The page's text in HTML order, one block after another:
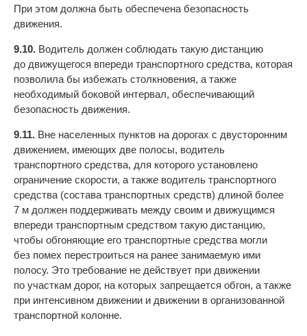
При этом должна быть обеспечена безопасность
движения.
9.10. Водитель должен соблюдать такую дистанцию
до движущегося впереди транспортного средства, которая
позволила бы избежать столкновения, а также
необходимый боковой интервал, обеспечивающий
безопасность движения.
9.11. Вне населенных пунктов на дорогах с двусторонним
движением, имеющих две полосы, водитель
транспортного средства, для которого установлено
ограничение скорости, а также водитель транспортного
средства (состава транспортных средств) длиной более
7 м должен поддерживать между своим и движущимся
впереди транспортным средством такую дистанцию,
чтобы обгоняющие его транспортные средства могли
без помех перестроиться на ранее занимаемую ими
полосу. Это требование не действует при движении
по участкам дорог, на которых запрещается обгон, а также
при интенсивном движении и движении в организованной
транспортной колонне.